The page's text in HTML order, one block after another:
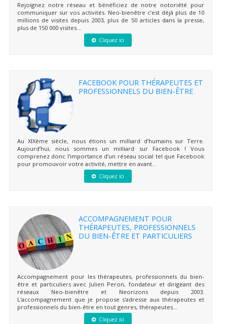
Rejoignez notre réseau et bénéficiez de notre notoriété pour
communiquer sur vos activités. Neo-bienêtre c’est déjà plus de 10
millions de visites depuis 2003, plus de 50 articles dans la presse,
plus de 150 000 visites...
Cliquez ici
FACEBOOK POUR THÉRAPEUTES ET
PROFESSIONNELS DU BIEN-ÊTRE
Au XIXème siècle, nous étions un milliard d’humains sur Terre.
Aujourd’hui, nous sommes un milliard sur Facebook ! Vous
comprenez donc l’importance d’un réseau social tel que Facebook
pour promouvoir votre activité, mettre en avant...
Cliquez ici
ACCOMPAGNEMENT POUR
THÉRAPEUTES, PROFESSIONNELS
DU BIEN-ÊTRE ET PARTICULIERS
Accompagnement pour les thérapeutes, professionnels du bien-
être et particuliers avec Julien Peron, fondateur et dirigeant des
réseaux Neo-bienêtre et Neorizons depuis 2003.
L'accompagnement que je propose s'adresse aux thérapeutes et
professionnels du bien-être en tout genres, thérapeutes...
Cliquez ici